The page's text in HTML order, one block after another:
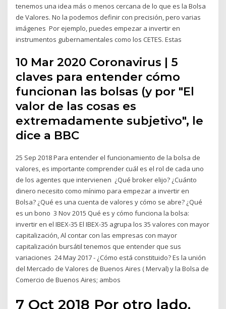
tenemos una idea más o menos cercana de lo que es la Bolsa
de Valores. No la podemos definir con precisión, pero varias
imágenes Por ejemplo, puedes empezar a invertir en
instrumentos gubernamentales como los CETES. Estas
10 Mar 2020 Coronavirus | 5
claves para entender cómo
funcionan las bolsas (y por "El
valor de las cosas es
extremadamente subjetivo", le
dice a BBC
25 Sep 2018 Para entender el funcionamiento de la bolsa de
valores, es importante comprender cuál es el rol de cada uno
de los agentes que intervienen ¿Qué broker elijo? ¿Cuánto
dinero necesito como mínimo para empezar a invertir en
Bolsa? ¿Qué es una cuenta de valores y cómo se abre? ¿Qué
es un bono 3 Nov 2015 Qué es y cómo funciona la bolsa:
invertir en el IBEX-35 El IBEX-35 agrupa los 35 valores con mayor
capitalización, Al contar con las empresas con mayor
capitalización bursátil tenemos que entender que sus
variaciones 24 May 2017 - ¿Cómo está constituido? Es la unión
del Mercado de Valores de Buenos Aires ( Merval) y la Bolsa de
Comercio de Buenos Aires; ambos
7 Oct 2018 Por otro lado,